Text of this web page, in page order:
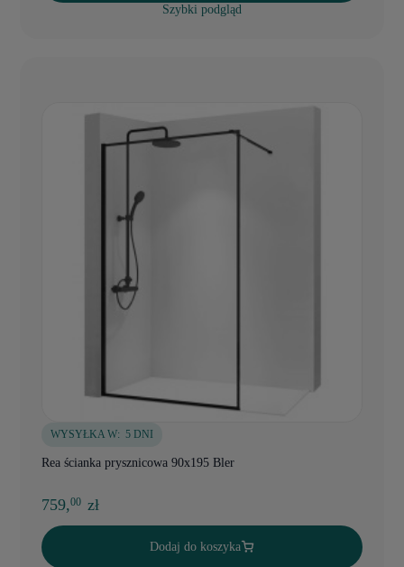
Szybki podgląd
WYSYŁKA W: 5 DNI
Rea ścianka prysznicowa 90x195 Bler
759,00 zł
Dodaj do koszyka